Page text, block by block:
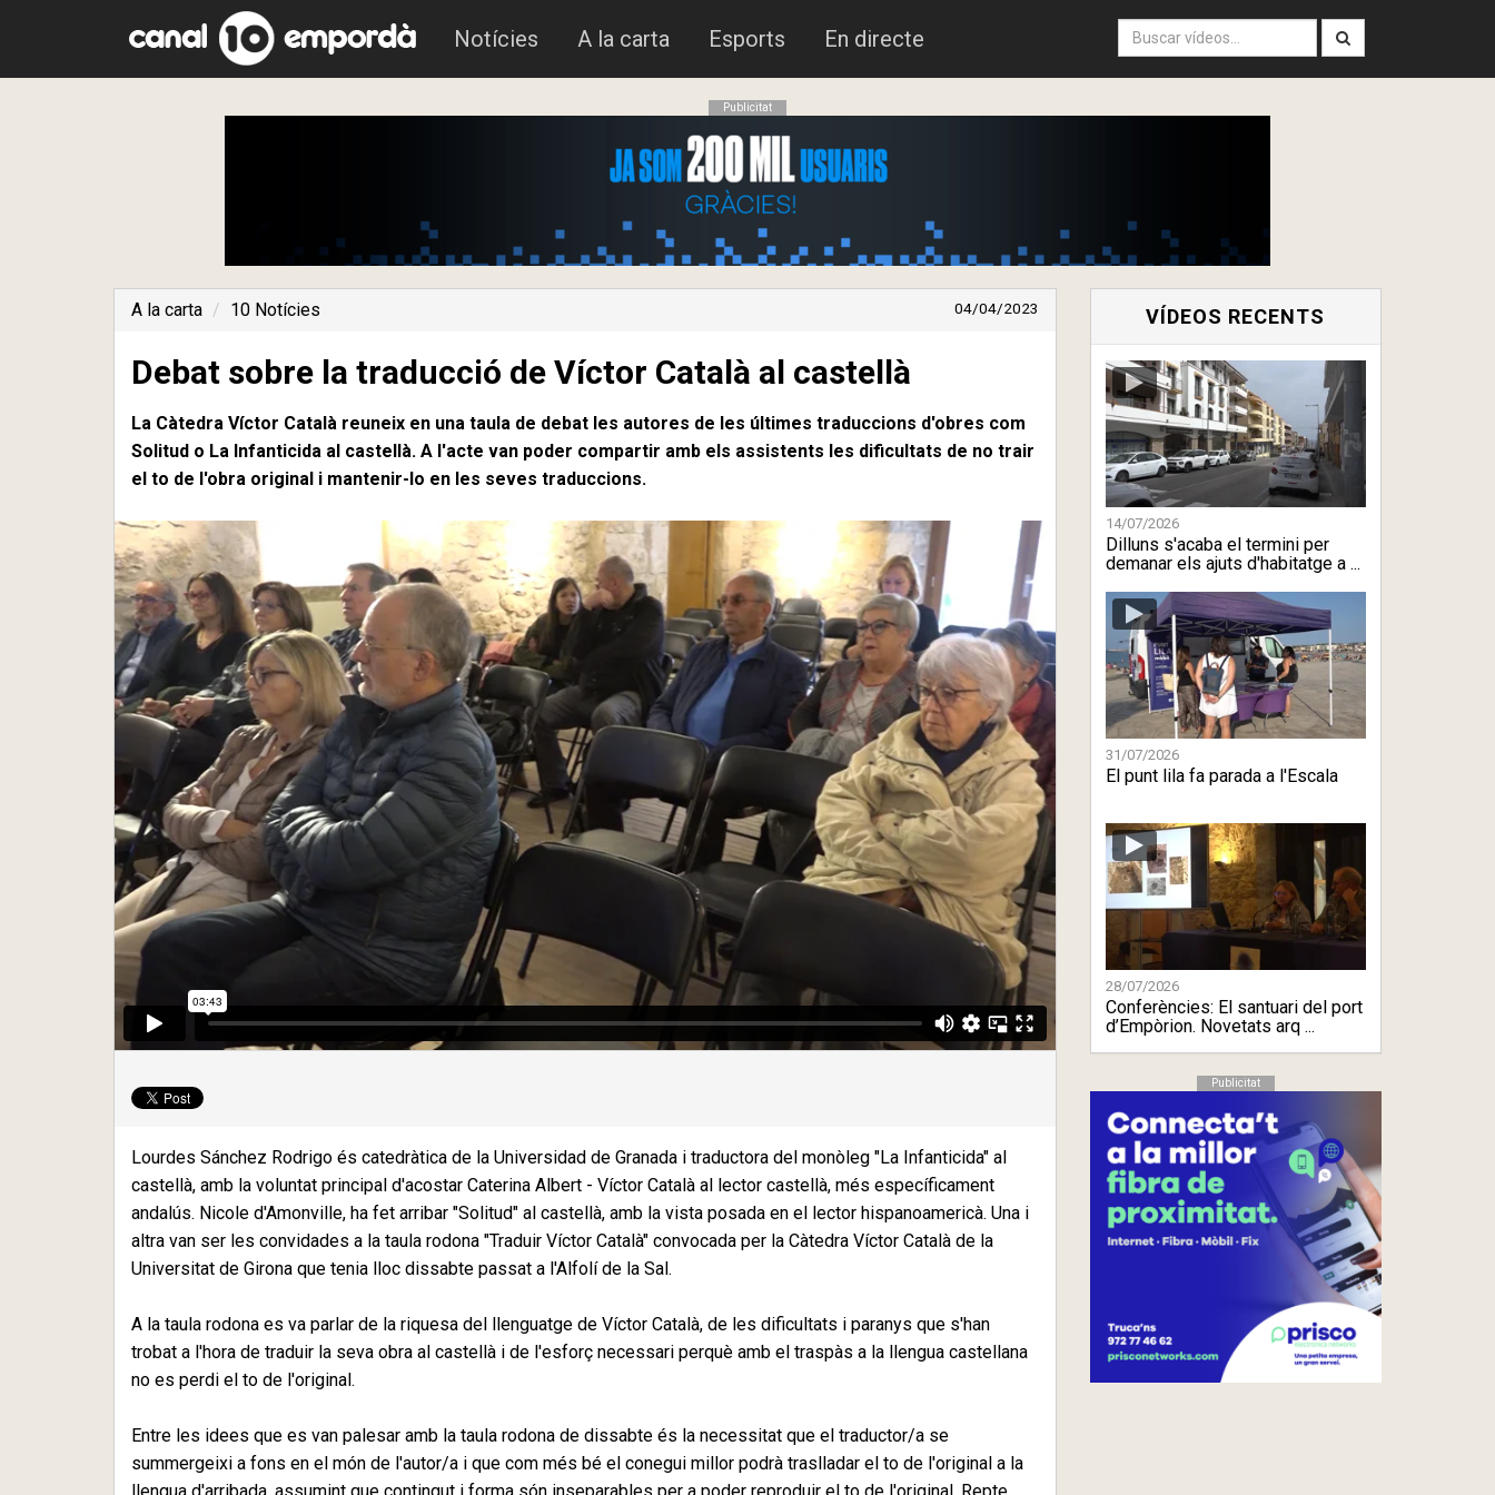
Notícies A la carta Esports En directe
Publicitat
A la carta 10 Notícies 04/04/2023
Debat sobre la traducció de Víctor Català al castellà
La Càtedra Víctor Català reuneix en una taula de debat les autores de les últimes traduccions d'obres com
Solitud o La Infanticida al castellà. A l'acte van poder compartir amb els assistents les dificultats de no trair
el to de l'obra original i mantenir-lo en les seves traduccions.
Lourdes Sánchez Rodrigo és catedràtica de la Universidad de Granada i traductora del monòleg "La Infanticida" al
castellà, amb la voluntat principal d'acostar Caterina Albert - Víctor Català al lector castellà, més específicament
andalús. Nicole d'Amonville, ha fet arribar "Solitud" al castellà, amb la vista posada en el lector hispanoamericà. Una i
altra van ser les convidades a la taula rodona "Traduir Víctor Català" convocada per la Càtedra Víctor Català de la
Universitat de Girona que tenia lloc dissabte passat a l'Alfolí de la Sal.
A la taula rodona es va parlar de la riquesa del llenguatge de Víctor Català, de les dificultats i paranys que s'han
trobat a l'hora de traduir la seva obra al castellà i de l'esforç necessari perquè amb el traspàs a la llengua castellana
no es perdi el to de l'original.
Entre les idees que es van palesar amb la taula rodona de dissabte és la necessitat que el traductor/a se
summergeixi a fons en el món de l'autor/a i que com més bé el conegui millor podrà traslladar el to de l'original a la
llengua d'arribada, assumint que contingut i forma són inseparables per a poder reproduir el to de l'original. Repte
VÍDEOS RECENTS
14/07/2026
Dilluns s'acaba el termini per
demanar els ajuts d'habitatge a ...
31/07/2026
El punt lila fa parada a l'Escala
28/07/2026
Conferències: El santuari del port
d’Empòrion. Novetats arq ...
Publicitat